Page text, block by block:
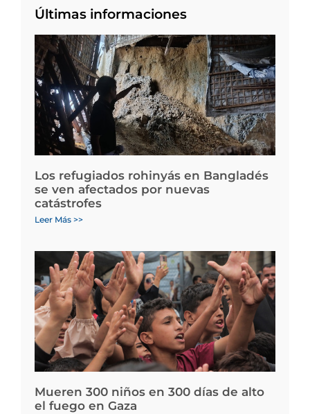
Últimas informaciones
Los refugiados rohinyás en Bangladés
se ven afectados por nuevas
catástrofes
Leer Más >>
Mueren 300 niños en 300 días de alto
el fuego en Gaza